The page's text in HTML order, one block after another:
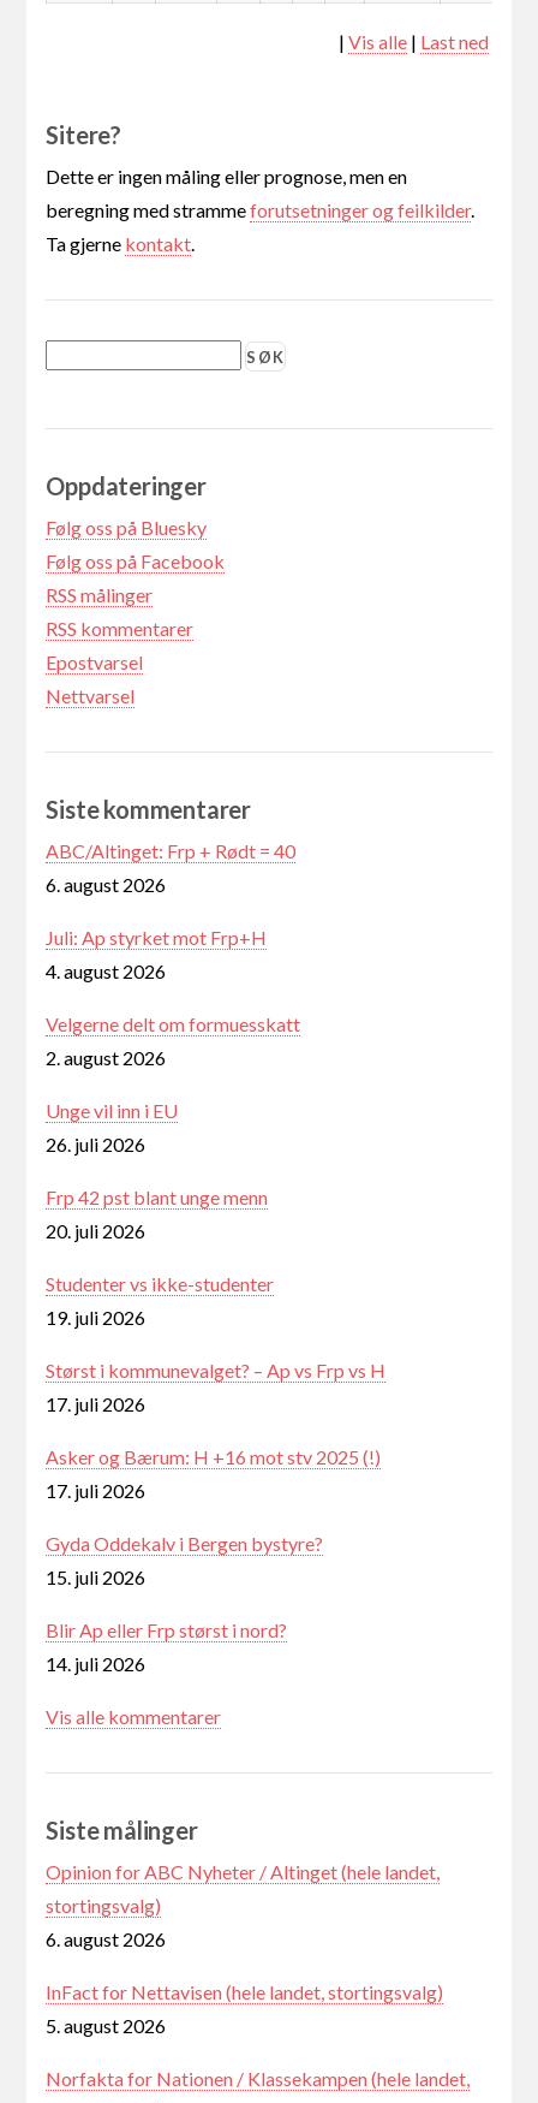
|Vis alle | Last ned
Sitere?
Dette er ingen måling eller prognose, men en
beregning med strammeforutsetninger og feilkilder.
Ta gjerne kontakt
Oppdateringer
Følg oss på Bluesky
Følg oss på Facebook
RSS målinger
RSS kommentarer
Epostvarsel
Nettvarsel
Siste kommentarer
ABC/Altinget: Frp + Rødt = 40
6. august 2026
Juli: Ap styrket mot Frp+H
4. august 2026
Velgerne delt om formuesskatt
2. august 2026
Unge vil inn i EU
26. juli 2026
Frp 42 pst blant unge menn
20. juli 2026
Studenter vs ikke-studenter
19. juli 2026
Størst i kommunevalget? – Ap vs Frp vs H
17. juli 2026
Asker og Bærum: H +16 mot stv 2025 (!)
17. juli 2026
Gyda Oddekalv i Bergen bystyre?
15. juli 2026
Blir Ap eller Frp størst i nord?
14. juli 2026
Vis alle kommentarer
Siste målinger
Opinion for ABC Nyheter / Altinget (hele landet,
stortingsvalg)
6. august 2026
InFact for Nettavisen (hele landet, stortingsvalg)
5. august 2026
Norfakta for Nationen / Klassekampen (hele landet,